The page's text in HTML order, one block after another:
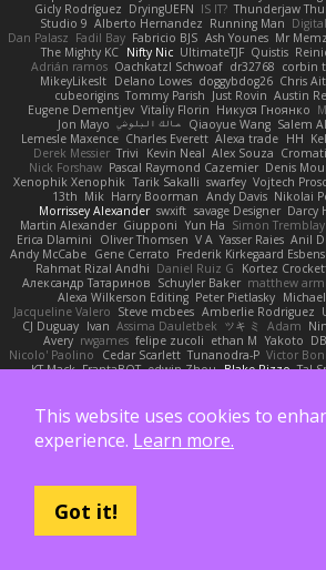
Gicly Rodríguez DryingUEFN IS IT? Thunderjaw
Studio 9 Alberto Hernandez Running Man
Dan Palasz Fadil Bay Fabricio BJS Ash Younes Mr Memz
The Mighty KC Nifty Nic UltimateTJF Quistis
Adrián ramos Oachkatzl Schwoaf dr32768 corbin
MikeyLikesIt Delano Lowes doggybdog26 Chris
cubeorigins Tommy Parish Just Rovin Austin
Eugene Dementjev Vitaliy Florin Никуся Гноянко
Jon Mayo مالك البلوشي Qiaoyue Wang Salem
Lemesle Maxence Charles Everett Alexa trade HH
Derek Messier Trivi Kevin Neal Alex Souza
Nick Forshaw Pascal Raymond Cazemier Denis
Xenophik Xenophik Tarik Sakalli swarfey Vojtech
13th Mik Harry Boorman Andy Davis Nikolai
Morrissey Alexander swxift savage Designer Darcy
Martin Alexander Giupponi Yun Ha Simon
Erica Dlamini
Oliver Thomsen V A Yasser Raies Anil
Andy McCabe Gene Cerrato Frederik Kirkegaard
Rahmat Rizal Andhi Daniel Ruiz G Kortez
Александр Татаринов Schuyler Baker matthew
Alexa Wilkerson Editing Peter Pietlasky
Jacqueline Valero Steve mcbees Amberlie Rodriguez
CJ Duguay Ivan Assima Dauletbek ツキ ミ Adam
Avery rwgames felipe zucoli ethan M Yakoto
Nicolo' Paolino
Cedar Scarlett Tunanodra-P Victor
KT Mack FrantaBOT edwin Zhou Blake Rizzo Tal
Marco noCrxdit Samuel Furr Trisha Chua Skkiff nan
Aspyr David Vidmar Whispers rony maayan Sergio
Brandon Gowera Qupomotion
This website uses cookies to
experience. Learn more.
Got it!